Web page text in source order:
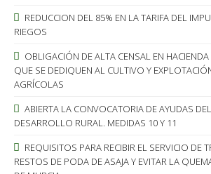
REDUCCION DEL 85% EN LA TARIFA DEL
RIEGOS
OBLIGACIÓN DE ALTA CENSAL EN
QUE SE DEDIQUEN AL CULTIVO Y
AGRÍCOLAS
ABIERTA LA CONVOCATORIA DE AYUDAS
DESARROLLO RURAL. MEDIDAS 10 Y 11
REQUISITOS PARA RECIBIR EL SERVICIO DE
RESTOS DE PODA DE ASAJA Y EVITAR LA